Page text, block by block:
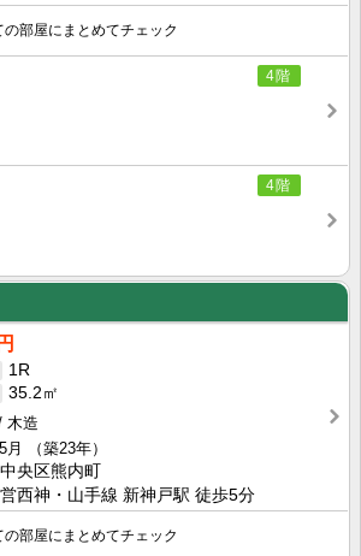
部屋にまとめてチェック
4階
4階
1R
35.2㎡
木造
月
（築23年）
央区熊内町
西神・山手線 新神戸駅 徒歩5分
部屋にまとめてチェック